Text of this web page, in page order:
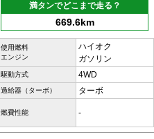
満タンでどこまで走る？
669.6km
使用燃料
エンジン
ハイオク
ガソリン
駆動方式 4WD
過給器（ターボ） ターボ
燃費性能 -